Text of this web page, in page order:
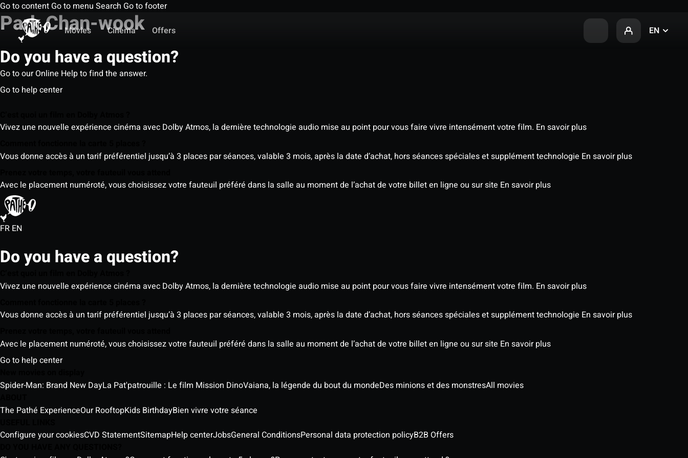
Go to content Go to menu Search Go to footer
Movies
Cinema Offers EN
Park Chan-wook
Do you have a question?
Go to our Online Help to find the answer.
Go to help center
Vivez une nouvelle expérience cinéma avec Dolby Atmos, la dernière technologie audio mise au point pour vous faire vivre intensément votre film. En savoir plus
Vous donne accès à un tarif préférentiel jusqu’à 3 places par séances, valable 3 mois, après la date d’achat, hors séances spéciales et supplément technologie En savoir plus
Avec le placement numéroté, vous choisissez votre fauteuil préféré dans la salle au moment de l’achat de votre billet en ligne ou sur site En savoir plus
FR EN
Do you have a question?
Vivez une nouvelle expérience cinéma avec Dolby Atmos, la dernière technologie audio mise au point pour vous faire vivre intensément votre film. En savoir plus
Vous donne accès à un tarif préférentiel jusqu’à 3 places par séances, valable 3 mois, après la date d’achat, hors séances spéciales et supplément technologie En savoir plus
Avec le placement numéroté, vous choisissez votre fauteuil préféré dans la salle au moment de l’achat de votre billet en ligne ou sur site En savoir plus
Go to help center
Spider-Man: Brand New DayLa Pat'patrouille : Le film Mission DinoVaiana, la légende du bout du mondeDes minions et des monstresAll movies
The Pathé ExperienceOur RooftopKids BirthdayBien vivre votre séance
Configure your cookiesCVD StatementSitemapHelp centerJobsGeneral ConditionsPersonal data protection policyB2B Offers